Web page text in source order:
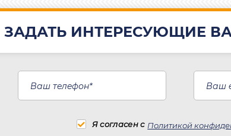
ИНТЕРЕСУЮЩИЕ
Я согласен с Политикой